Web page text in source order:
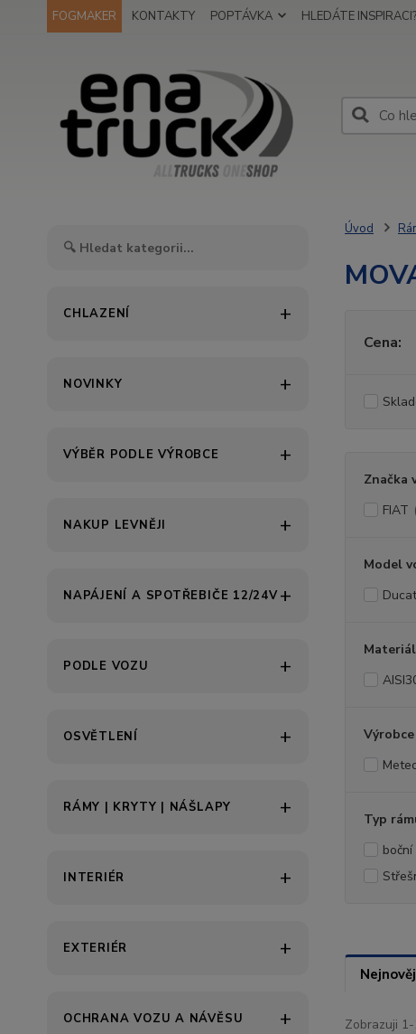
FOGMAKER KONTAKTY POPTÁVKA HLEDÁTE INSPIRACI?
CHLAZENÍ
NOVINKY
VÝBĚR PODLE VÝROBCE
NAKUP LEVNĚJI
NAPÁJENÍ A SPOTŘEBIČE 12/24V
PODLE VOZU
OSVĚTLENÍ
RÁMY | KRYTY | NÁŠLAPY
INTERIÉR
EXTERIÉR
OCHRANA VOZU A NÁVĚSU
Úvod
Cena:
Značka
FIAT
Model
Materiál
Výrobce
Metec
Typ
Zobrazuji